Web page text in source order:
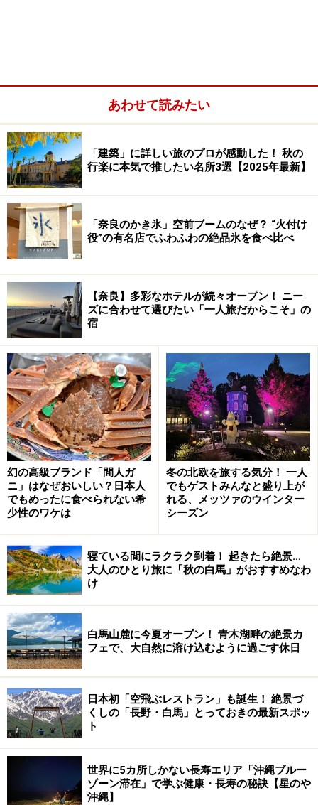
つくば駅前のバスロータリー(つくばセンター)
「つくば道」を歩くには、駅前のバスロータリー(つくば
センター)から、登山口への直行バスではなく、つくば市
が運行するコミュニティバス「つくバス 北部シャトル」
に乗り、30分ほどの「筑波交流センター」へ向かいま
す。
バスに揺られていると、車窓に筑波山の2つの山頂であ
る男体山(標高871m)・女体山(877m)が現れ、それが次第
に大きくなってきます。
さて、交流センターに到着し、バス停から筑波高校の角
を入ってしばらく歩くと、「北条」という地区の、どこ
か懐かしい雰囲気の商店街に出ます。
元は呉服店という古民家を改装した『北条ふれあい館』。こ
の辺りの「北条」という地名は、鎌倉や小田原の「北条氏」
とは関係ないそうだ
この北条地区は、江戸時代に筑波山参拝の門前町として
栄え、今でも店蔵や土蔵などが残り、歴史的な街並みに
風情を感じます。
あわせて読みたい
「建築」に詳しい旅のプロが感動した！ 秋の
行楽に本気で推したい名所3選【2025年最新】
「奈良のかき氷」空前ブームのなぜ？ “火付け
役”の有名店でふわふわの絶品氷を食べ比べ
【奈良】多彩なホテルが続々オープン！ ニー
ズに合わせて選びたい「一人旅だからこそ」の
宿
幻の高級ブランド「間人ガ
ニ」はなぜおいしい？日本人
でもめったに食べられない希
少性のワケは
冬の北欧を旅する気分！ 一人
でもゲストみんなと盛り上が
れる、メッツァのウインター
シーズン
寝ている間にラクラク到着！ 起きたら絶景…
大人のひとり旅に「秋の白馬」がおすすめなわ
け
白馬山麓に今夏オープン！ 青木湖畔の絶景カ
フェで、大自然に溶け込むように過ごす休日
日本初「空飛ぶレストラン」も誕生！ 絶景づ
くしの「長野・白馬」とっておきの最新スポッ
ト
世界に5カ所しかない長寿エリア「沖縄ブルー
ゾーン滞在」で学ぶ健康・長寿の秘訣【星のや
沖縄】